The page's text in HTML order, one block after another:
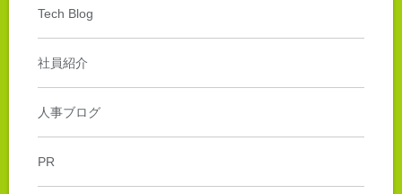
Tech Blog
社員紹介
人事ブログ
PR